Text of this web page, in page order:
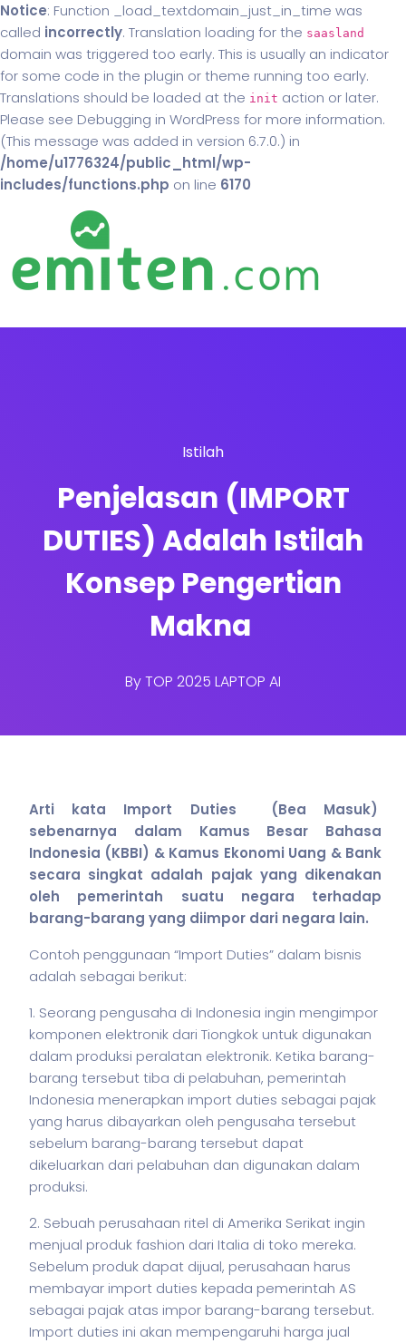
Notice: Function _load_textdomain_just_in_time was
called incorrectly. Translation loading for the saasland
domain was triggered too early. This is usually an indicator
for some code in the plugin or theme running too early.
Translations should be loaded at the init action or later.
Please see Debugging in WordPress for more information.
(This message was added in version 6.7.0.) in
/home/u1776324/public_html/wp-
includes/functions.php on line 6170
Istilah
Penjelasan (IMPORT
DUTIES) Adalah Istilah
Konsep Pengertian
Makna
ByTOP 2025 LAPTOP AI
Arti kata Import Duties (Bea Masuk)
sebenarnya dalam Kamus Besar Bahasa
Indonesia (KBBI) & Kamus Ekonomi Uang & Bank
secara singkat adalah pajak yang dikenakan
oleh pemerintah suatu negara terhadap
barang-barang yang diimpor dari negara lain.
Contoh penggunaan “Import Duties” dalam bisnis
adalah sebagai berikut:
1. Seorang pengusaha di Indonesia ingin mengimpor
komponen elektronik dari Tiongkok untuk digunakan
dalam produksi peralatan elektronik. Ketika barang-
barang tersebut tiba di pelabuhan, pemerintah
Indonesia menerapkan import duties sebagai pajak
yang harus dibayarkan oleh pengusaha tersebut
sebelum barang-barang tersebut dapat
dikeluarkan dari pelabuhan dan digunakan dalam
produksi.
2. Sebuah perusahaan ritel di Amerika Serikat ingin
menjual produk fashion dari Italia di toko mereka.
Sebelum produk dapat dijual, perusahaan harus
membayar import duties kepada pemerintah AS
sebagai pajak atas impor barang-barang tersebut.
Import duties ini akan mempengaruhi harga jual